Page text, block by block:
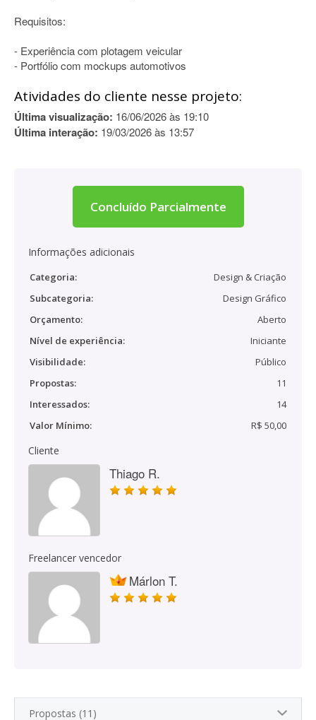
Requisitos:
- Experiência com plotagem veicular
- Portfólio com mockups automotivos
Atividades do cliente nesse projeto:
Última visualização: 16/06/2026 às 19:10
Última interação: 19/03/2026 às 13:57
Concluído Parcialmente
Informações adicionais
Categoria:
Design & Criação
Subcategoria:
Design Gráfico
Orçamento:
Aberto
Nível de experiência:
Iniciante
Visibilidade:
Público
Propostas:
11
Interessados:
14
Valor Mínimo:
R$ 50,00
Cliente
Thiago R.
Freelancer vencedor
Márlon T.
Propostas (11)